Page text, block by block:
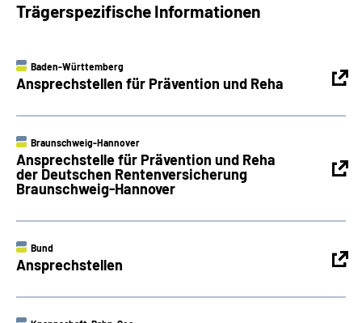
Trägerspezifische Informationen
Baden-Württemberg
Ansprechstellen für Prävention und Reha
Braunschweig-Hannover
Ansprechstelle für Prävention und Reha
der Deutschen Rentenversicherung
Braunschweig-Hannover
Bund
Ansprechstellen